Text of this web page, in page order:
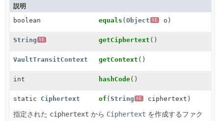
説明
boolean
equals (Object SE o)
String SE getCiphertext ()
VaultTransitContext getContext ()
int hashCode()
static Ciphertext of (String SE ciphertext)
指定された ciphertext から Ciphertext を作成するファク